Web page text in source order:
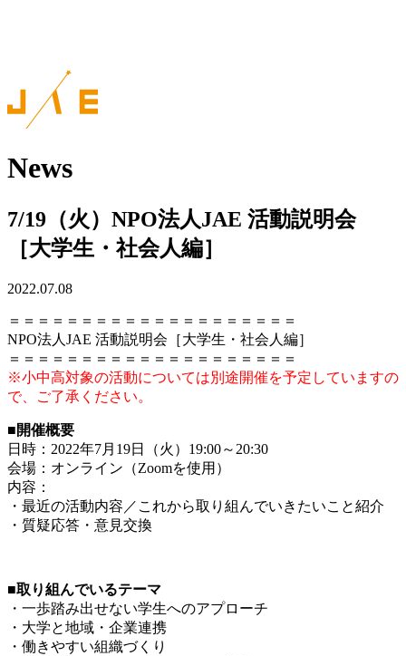
News
7/19（火）NPO法人JAE 活動説明会
［大学生・社会人編］
2022.07.08
＝＝＝＝＝＝＝＝＝＝＝＝＝＝＝＝＝＝＝＝
NPO法人JAE 活動説明会［大学生・社会人編］
＝＝＝＝＝＝＝＝＝＝＝＝＝＝＝＝＝＝＝＝
※小中高対象の活動については別途開催を予定していますの
で、ご了承ください。
■開催概要
日時：2022年7月19日（火）19:00～20:30
会場：オンライン（Zoomを使用）
内容：
・最近の活動内容／これから取り組んでいきたいこと紹介
・質疑応答・意見交換
■取り組んでいるテーマ
・一歩踏み出せない学生へのアプローチ
・大学と地域・企業連携
・働きやすい組織づくり